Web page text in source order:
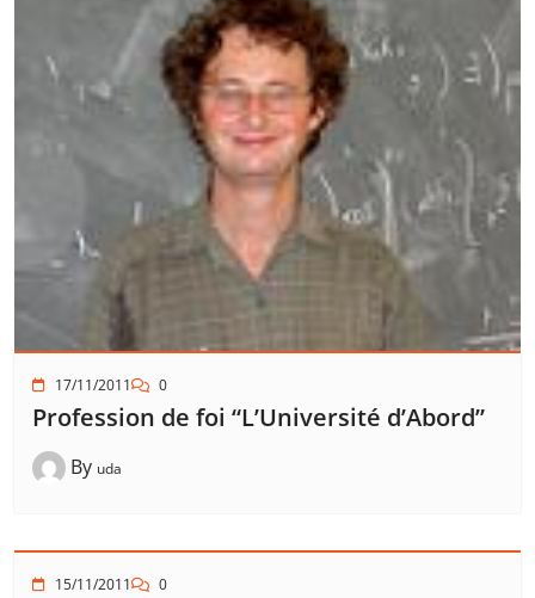
17/11/2011 0
Profession de foi “L’Université d’Abord”
By uda
15/11/2011 0